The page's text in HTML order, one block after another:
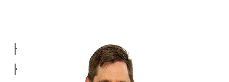
Hilfe für Mütter und
Kinder in Niger